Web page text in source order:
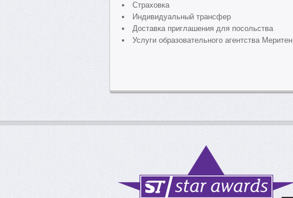
Страховка
Индивидуальный трансфер
Доставка приглашения для посольства
Услуги образовательного агентства Меритен